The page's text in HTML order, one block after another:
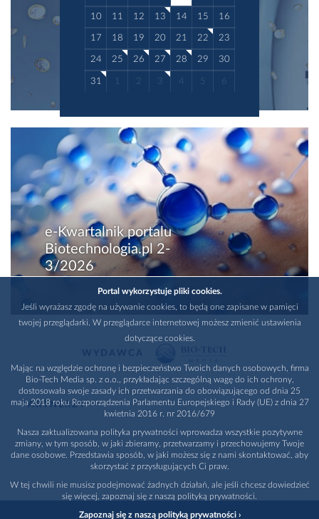
10 11 12 13 14 15 16
17 18 19 20 21 22 23
24 25 26 27 28 29 30
31 1 2 3 4 5 6
e-Kwartalnik portalu
Biotechnologia.pl 2-
3/2026
PARTNERZY
Portal wykorzystuje pliki cookies.
Jeśli wyrażasz zgodę na używanie cookies, to będą one zapisane w pamięci
twojej przeglądarki. W przeglądarce internetowej możesz zmienić ustawienia
dotyczące cookies.
Mając na względzie ochronę i bezpieczeństwo Twoich danych osobowych, firma
Bio-Tech Media sp. z o.o., przykładając szczególną wagę do ich ochrony,
dostosowała swoje zasady ich przetwarzania do obowiązującego od dnia 25
maja 2018 roku Rozporządzenia Parlamentu Europejskiego i Rady (UE) z dnia 27
kwietnia 2016 r. nr 2016/679
Nasza zaktualizowana polityka prywatności wprowadza wszystkie pozytywne
zmiany, w tym sposób, w jaki zbieramy, przetwarzamy i przechowujemy Twoje
dane osobowe. Przedstawia sposób, w jaki możesz się z nami skontaktować, aby
skorzystać z przysługujących Ci praw.
W tej chwili nie musisz podejmować żadnych działań, ale jeśli chcesz dowiedzieć
się więcej, zapoznaj się z naszą polityką prywatności.
Zapoznaj się z naszą polityką prywatności ›